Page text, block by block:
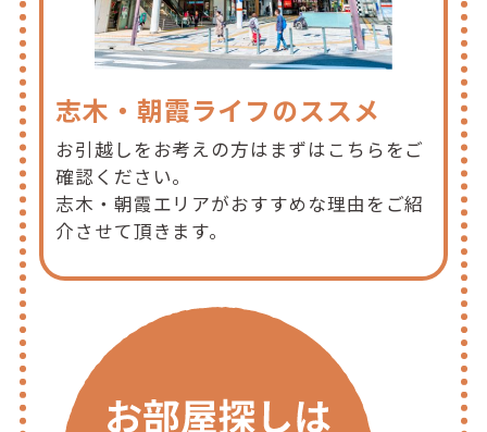
志木・朝霞ライフのススメ
お引越しをお考えの方はまずはこちらをご
確認ください。
志木・朝霞エリアがおすすめな理由をご紹
介させて頂きます。